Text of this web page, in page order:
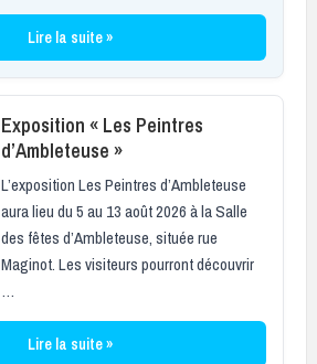
Lire la suite »
Exposition « Les Peintres
d’Ambleteuse »
L’exposition Les Peintres d’Ambleteuse
aura lieu du 5 au 13 août 2026 à la Salle
des fêtes d’Ambleteuse, située rue
Maginot. Les visiteurs pourront découvrir
…
Lire la suite »